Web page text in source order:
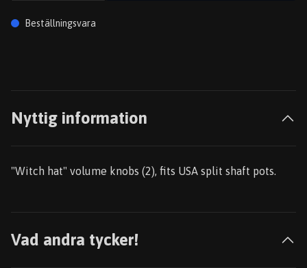
Beställningsvara
Nyttig information
"Witch hat" volume knobs (2), fits USA split shaft pots.
Vad andra tycker!